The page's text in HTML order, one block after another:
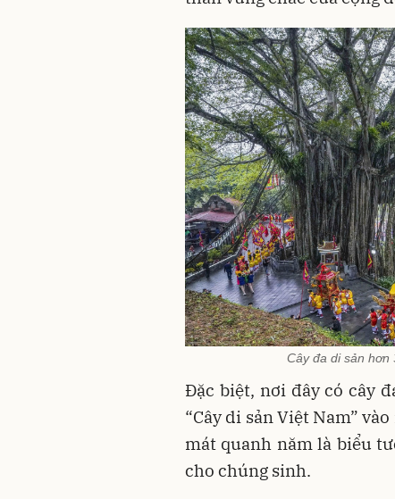
Cây đa di sản hơn
Đặc biệt, nơi đây có cây
“Cây di sản Việt Nam”
mát quanh năm là biểu
cho chúng sinh.